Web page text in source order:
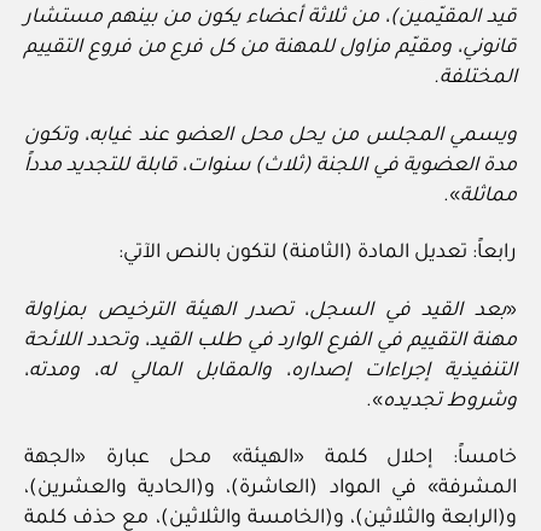
قيد المقيّمين)، من ثلاثة أعضاء يكون من بينهم مستشار
قانوني، ومقيّم مزاول للمهنة من كل فرع من فروع التقييم
المختلفة.
ويسمي المجلس من يحل محل العضو عند غيابه، وتكون
مدة العضوية في اللجنة (ثلاث) سنوات، قابلة للتجديد مدداً
مماثلة».
رابعاً: تعديل المادة (الثامنة) لتكون بالنص الآتي:
«بعد القيد في السجل، تصدر الهيئة الترخيص بمزاولة
مهنة التقييم في الفرع الوارد في طلب القيد، وتحدد اللائحة
التنفيذية إجراءات إصداره، والمقابل المالي له، ومدته،
وشروط تجديده».
خامساً: إحلال كلمة «الهيئة» محل عبارة «الجهة
المشرفة» في المواد (العاشرة)، و(الحادية والعشرين)،
و(الرابعة والثلاثين)، و(الخامسة والثلاثين)، مع حذف كلمة